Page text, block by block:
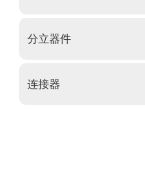
分立器件
连接器